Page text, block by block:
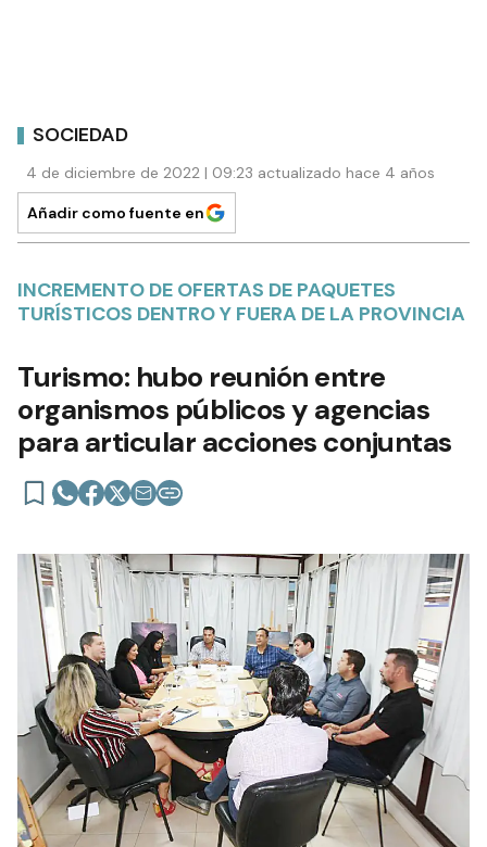
SOCIEDAD
4 de diciembre de 2022 | 09:23 actualizado hace 4 años
Añadir como fuente en
INCREMENTO DE OFERTAS DE PAQUETES
TURÍSTICOS DENTRO Y FUERA DE LA PROVINCIA
Turismo: hubo reunión entre
organismos públicos y agencias
para articular acciones conjuntas